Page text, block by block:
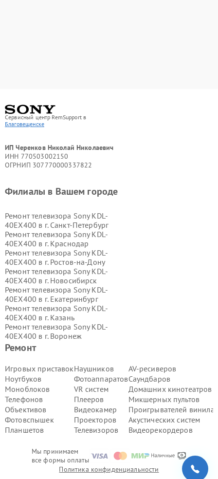
Сервисный центр RemSupport в
Благовещенске
ИП Черенков Николай Николаевич
ИНН 770503002150
ОГРНИП 307770000337822
Мы принимаем
все формы оплаты
Ремонт
Игровых приставок
Ноутбуков
Моноблоков
Телефонов
Объективов
Фотовспышек
Планшетов
Наушников
Фотоаппаратов
VR систем
Плееров
Видеокамер
Проекторов
Телевизоров
AV-ресиверов
Саундбаров
Домашних кинотеатров
Микшерных пультов
Проигрывателей винила
Акустических систем
Видеорекордеров
Филиалы в Вашем городе
Ремонт телевизора Sony KDL-
40EX400 в г. Санкт-Петербург
Ремонт телевизора Sony KDL-
40EX400 в г. Краснодар
Ремонт телевизора Sony KDL-
40EX400 в г. Ростов-на-Дону
Ремонт телевизора Sony KDL-
40EX400 в г. Новосибирск
Ремонт телевизора Sony KDL-
40EX400 в г. Екатеринбург
Ремонт телевизора Sony KDL-
40EX400 в г. Казань
Ремонт телевизора Sony KDL-
40EX400 в г. Воронеж
Ремонт телевизора Sony KDL-
40EX400 в г.
40EX400 в г.Самара
Ремонт телевизора Sony KDL-
40EX400 в г.
Ремонт телевизора Sony KDL-
40EX400 в г.
Красноярск
Ремонт телевизора Sony KDL-
40EX400 в г.
Ижевск
Ремонт телевизора Sony KDL-
40EX400 в г.
Ремонт телевизора Sony KDL-
40EX400 в г.Тюмень
Ремонт телевизора Sony KDL-
Политика конфиденциальности